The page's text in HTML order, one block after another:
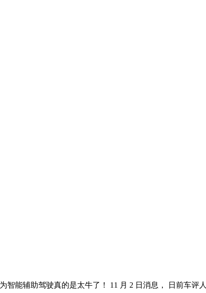
能辅助驾驶真的是太牛了！ 11 月 2 日消息， 日前车评